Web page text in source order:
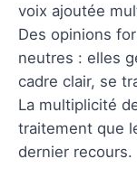
voix ajoutée
Des opinions
neutres : elles
cadre clair, se
La multiplicité
traitement que
dernier recours.